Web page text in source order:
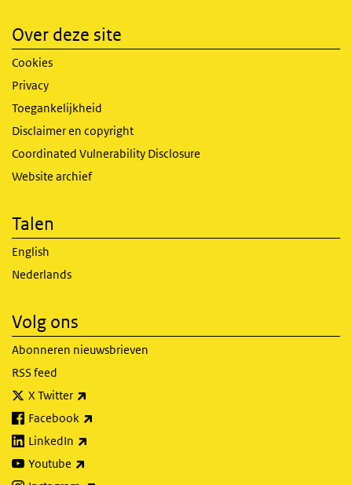
Over deze site
Cookies
Privacy
Toegankelijkheid
Disclaimer en copyright
Coordinated Vulnerability Disclosure
Website archief
Talen
English
Nederlands
Volg ons
Abonneren nieuwsbrieven
RSS feed
X Twitter
Facebook
LinkedIn
Youtube